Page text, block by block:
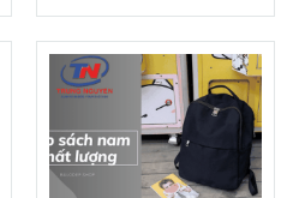
bạn đang tìm kiếm một
chiếc cặp đi học mới toanh
xứng đáng với đồ dùng học
tập dễ thương và cũng thiết
thực của mình. Trong mọi
trường hợp, bạn nên xem
danh sách những chiếc